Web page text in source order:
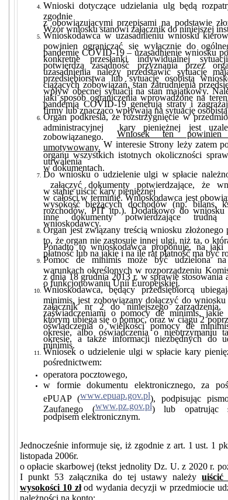
Wnioski dotyczące udzielania ulg będą
zgodnie
z obowiązującymi przepisami na podstawie
Wzór wniosku stanowi załącznik do niniejszej
Wnioskodawca w uzasadnieniu wniosku
powinien ograniczać się wyłącznie do
pandemię COVID-19 – uzasadnienie wniosku
konkretne przesłanki indywidualnej
potwierdzą zasadność przyznania przez
uzasadnienia należy przedstawić sytuację
przedsiębiorstwa lub sytuację osobistą
ciążących zobowiązań, stan zatrudnienia
wpływ obecnej sytuacji na stan majątkowy.
jaki sposób ograniczenia wprowadzone na
pandemią COVID-19 generują straty i
firmy lub znacząco wpływają na sytuację
Organ podkreśla, że rozstrzygnięcie w
administracyjnej kary pieniężnej jest
zobowiązanego. Wniosek ten powinien
umotywowany. W interesie Strony leży zatem
organu wszystkich istotnych okoliczności
utrwalenia
w dokumentach.
Do wniosku o udzielenie ulgi w spłacie
załączyć dokumenty potwierdzające, że
w stanie uiścić kary pieniężnej
w całości w terminie. Wnioskodawca jest
wysokość bieżących dochodów (np. bilans,
rozchodów, PIT itp.). Dodatkowo do wniosku
inne dokumenty potwierdzające trudną
wnioskodawcy.
Organ jest związany treścią wniosku złożonego
to, że organ nie zastosuje innej ulgi, niż ta, o
Ponadto to wnioskodawca proponuje, na jaki
płatność lub na jakie i na ile rat płatność ma być
Pomoc de minimis może być udzielona
warunkach określonych w rozporządzeniu
z dnia 18 grudnia 2013 r. w sprawie stosowania
o funkcjonowaniu Unii Europejskiej.
Wnioskodawca, będący przedsiębiorcą
minimis, jest zobowiązany dołączyć do
załącznik nr 2 do niniejszego zarządzenia,
zaświadczeniami o pomocy de minimis,
którym ubiega się o pomoc, oraz w ciągu 2
oświadczenia o wielkości pomocy de
okresie, albo oświadczenia o nieotrzymaniu
okresie, a także informacji niezbędnych do
minimis.
Wniosek o udzielenie ulgi w spłacie kary
pośrednictwem:
operatora pocztowego,
w formie dokumentu elektronicznego, za
ePUAP (www.epuap.gov.pl), podpisując
Zaufanego (www.pz.gov.pl) lub opatrując
podpisem elektronicznym.
Jednocześnie informuje się, iż zgodnie z art. 1 ust. 1
listopada 2006r.
o opłacie skarbowej (tekst jednolity Dz. U. z 2020 r.
I punkt 53 załącznika do tej ustawy należyuiścić
wysokości 10 złod wydania decyzji w przedmiocie
należności na konto: